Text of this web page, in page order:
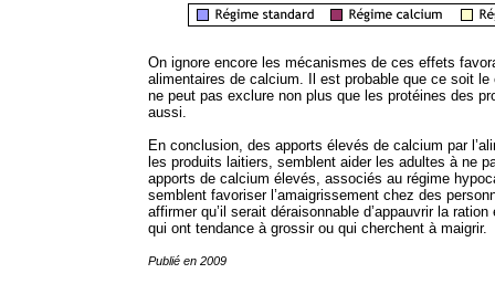
On ignore encore les mécanismes de ces effets
alimentaires de calcium. Il est probable que ce soit
ne peut pas exclure non plus que les protéines des
aussi.
En conclusion, des apports élevés de calcium par
les produits laitiers, semblent aider les adultes à ne
apports de calcium élevés, associés au régime
semblent favoriser l’amaigrissement chez des
affirmer qu’il serait déraisonnable d’appauvrir la
qui ont tendance à grossir ou qui cherchent à maigrir.
Publié en 2009